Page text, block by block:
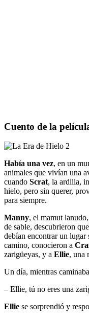
Cuento de la
Había una vez, en un
animales que vivían una
cuando Scrat, la ardilla,
hielo, pero sin querer,
para siempre.
Manny, el mamut lanudo,
de sable, descubrieron
debían encontrar un lugar
camino, conocieron a
zarigüeyas, y a Ellie, una
Un día, mientras
– Ellie, tú no eres una
Ellie se sorprendió y